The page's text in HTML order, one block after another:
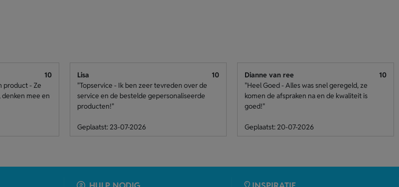
10
product - Ze
mee en
Lisa
10
"Topservice - Ik ben zeer tevreden over de
service en de bestelde gepersonaliseerde
producten!"
Geplaatst: 23-07-2026
Dianne van ree
10
"Heel Goed - Alles was snel geregeld, ze
komen de afspraken na en de kwaliteit is
goed!"
Geplaatst: 20-07-2026